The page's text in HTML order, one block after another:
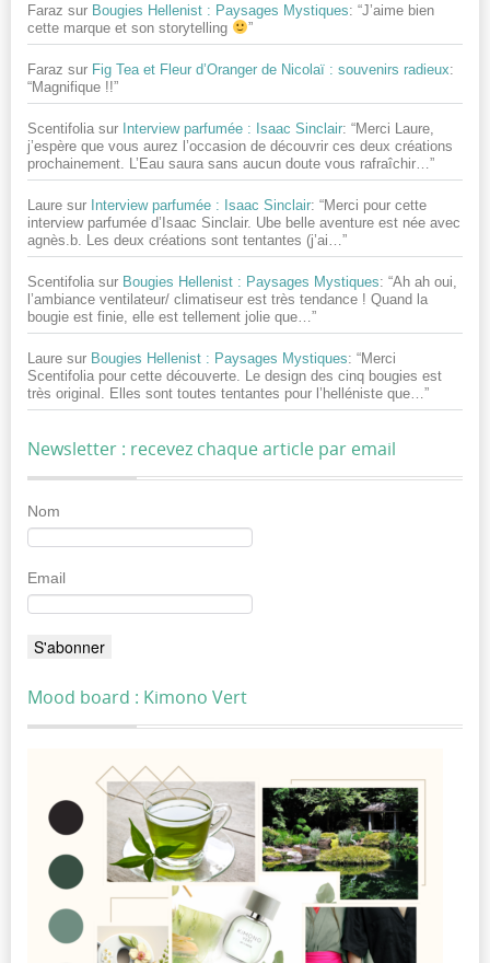
Faraz sur Bougies Hellenist : Paysages Mystiques: “J’aime bien
cette marque et son storytelling
”
Faraz sur Fig Tea et Fleur d’Oranger de Nicolaï : souvenirs radieux:
“Magnifique !!”
Scentifolia sur Interview parfumée : Isaac Sinclair: “Merci Laure,
j’espère que vous aurez l’occasion de découvrir ces deux créations
prochainement. L’Eau saura sans aucun doute vous rafraîchir… ”
Laure sur Interview parfumée : Isaac Sinclair: “Merci pour cette
interview parfumée d’Isaac Sinclair. Ube belle aventure est née avec
agnès.b. Les deux créations sont tentantes (j’ai… ”
Scentifolia sur Bougies Hellenist : Paysages Mystiques: “Ah ah oui,
l’ambiance ventilateur/ climatiseur est très tendance ! Quand la
bougie est finie, elle est tellement jolie que… ”
Laure sur Bougies Hellenist : Paysages Mystiques: “Merci
Scentifolia pour cette découverte. Le design des cinq bougies est
très original. Elles sont toutes tentantes pour l’helléniste que…”
Newsletter : recevez chaque article par email
Nom
Email
Mood board : Kimono Vert